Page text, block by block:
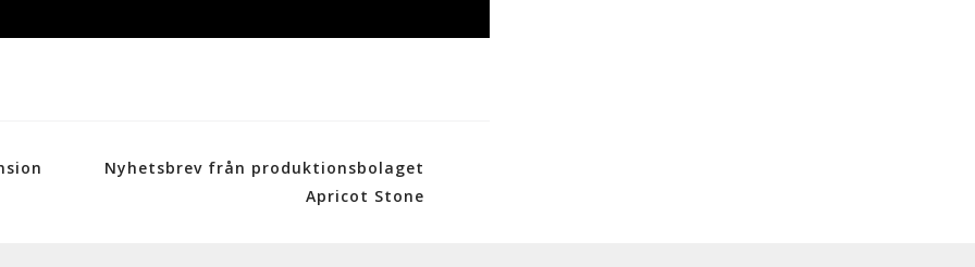
Nyhetsbrev från produktionsbolaget
Apricot Stone